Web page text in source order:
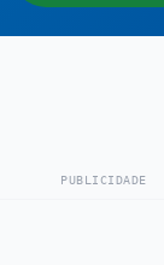
PUBLICIDADE